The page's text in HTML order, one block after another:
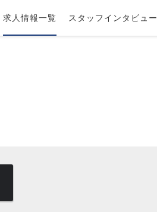
求人情報一覧 スタッフインタビュー